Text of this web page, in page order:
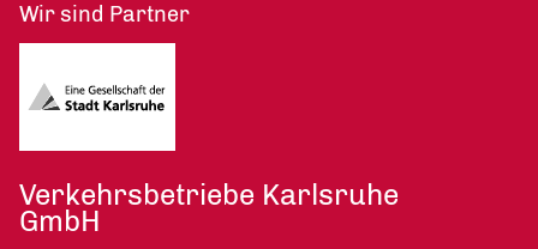
Wir sind Partner
Verkehrsbetriebe Karlsruhe
GmbH